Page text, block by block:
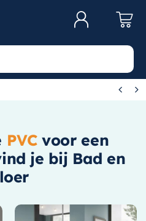
 
PVCvoor een
je bij Bad en